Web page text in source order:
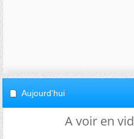
Aujourd'hui
A voir en